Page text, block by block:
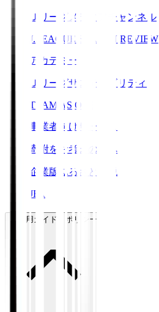
Ｊリーグメディアチャンネル
J.LEAGUE SEASON REVIEW
アカデミー
Ｊリーグサステナビリティ
TEAM AS ONE
事業者向けサービス
寄附をお考えの方へ
企業版ふるさと納税
JFA
ご利用ガイド・ポリシー